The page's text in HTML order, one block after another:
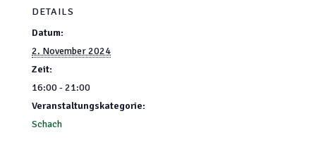
DETAILS
Datum:
2. November 2024
Zeit:
16:00 - 21:00
Veranstaltungskategorie:
Schach